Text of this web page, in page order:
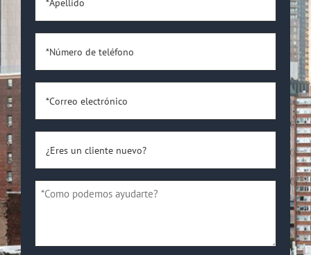
electrónico
un
nuevo?
*Como
*